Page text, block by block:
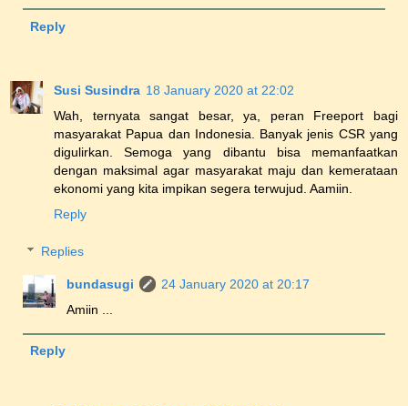
Reply
Susi Susindra 18 January 2020 at 22:02
Wah, ternyata sangat besar, ya, peran Freeport bagi
masyarakat Papua dan Indonesia. Banyak jenis CSR yang
digulirkan. Semoga yang dibantu bisa memanfaatkan
dengan maksimal agar masyarakat maju dan kemerataan
ekonomi yang kita impikan segera terwujud. Aamiin.
Reply
Replies
bundasugi
24 January 2020 at 20:17
Amiin ...
Reply